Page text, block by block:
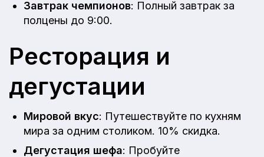
Завтрак чемпионов: Полный завтрак за
полцены до 9:00.
Ресторация и
дегустации
Мировой вкус: Путешествуйте по кухням
мира за одним столиком. 10% скидка.
Дегустация шефа: Пробуйте